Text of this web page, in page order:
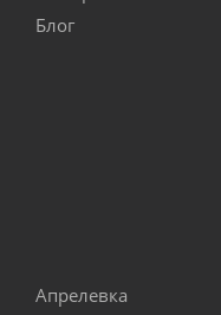
Блог
Апрелевка